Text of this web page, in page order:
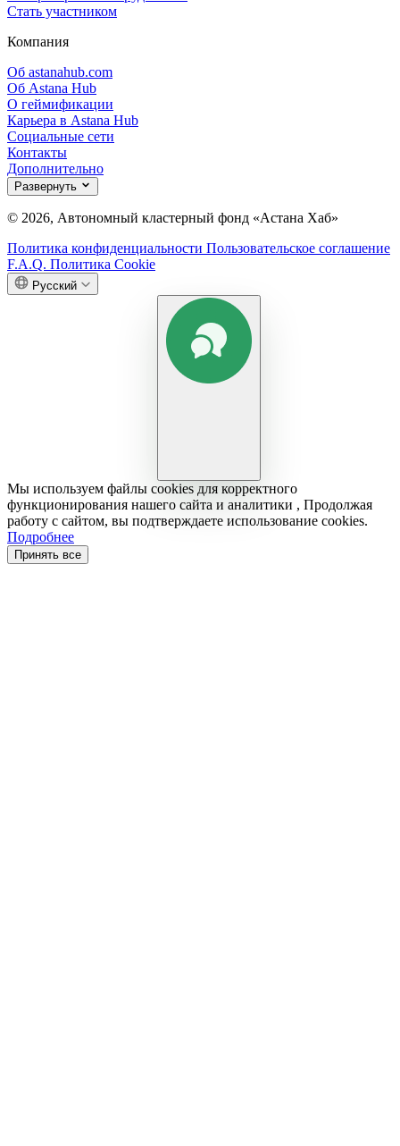
Стать участником
Компания
Об astanahub.com
Об Astana Hub
О геймификации
Карьера в Astana Hub
Социальные сети
Контакты
Дополнительно
Развернуть
© 2026, Автономный кластерный фонд «Астана Хаб»
Политика конфиденциальности Пользовательское соглашение
F.A.Q. Политика Cookie
Русский
Мы используем файлы cookies для корректного
функционирования нашего сайта и аналитики , Продолжая
работу с сайтом, вы подтверждаете использование cookies.
Подробнее
Принять все